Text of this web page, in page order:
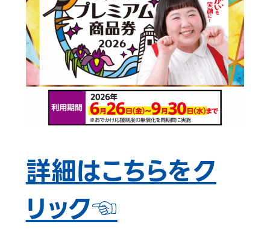
詳細はこちらをク
リック☜